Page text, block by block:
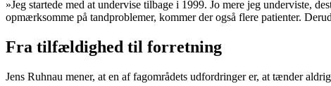
»Jeg startede med at undervise tilbage i 1999. Jo mere jeg underviste,
opmærksomme på tandproblemer, kommer der også flere patienter.
Fra tilfældighed til forretning
Jens Ruhnau mener, at en af fagområdets udfordringer er, at tænder